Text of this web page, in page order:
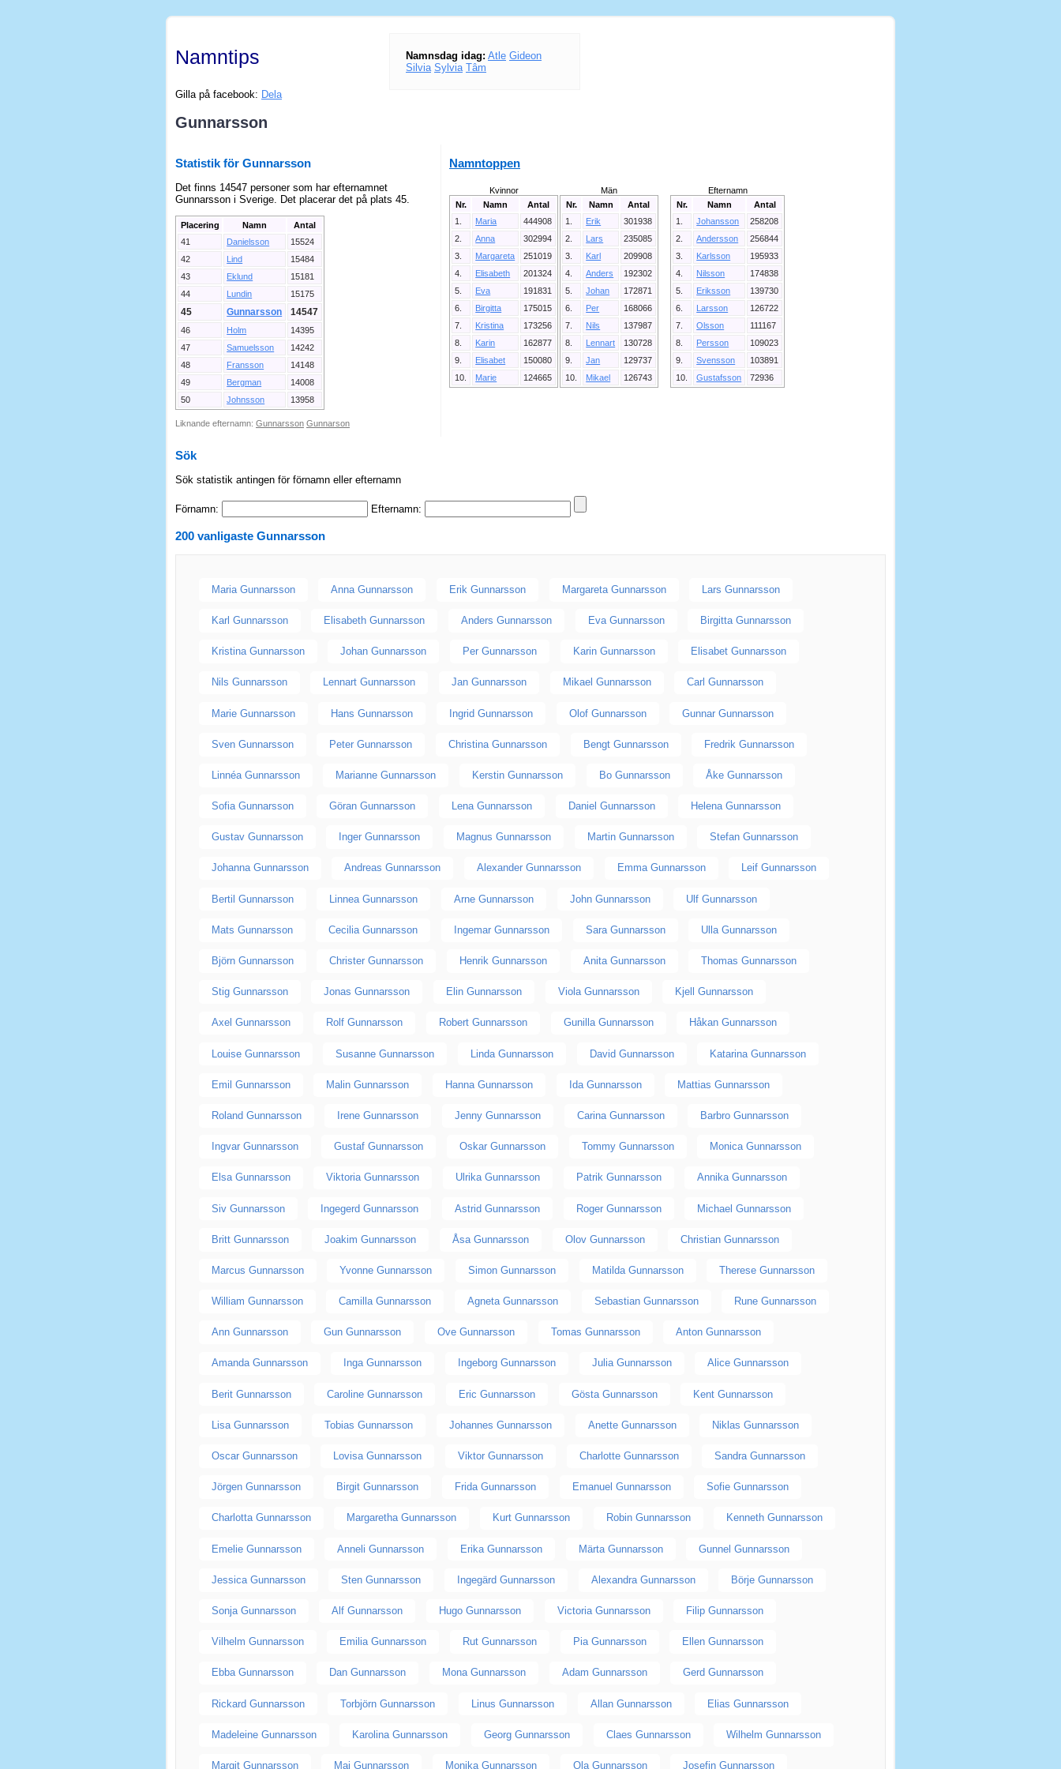
Namntips
Gilla på facebook: Dela
Namnsdag idag: Atle Gideon
Silvia Sylvia Tâm
Gunnarsson
Statistik för Gunnarsson
Det finns 14547 personer som har efternamnet
Gunnarsson i Sverige. Det placerar det på plats 45.
Placering Namn
Antal
41
Danielsson
15524
42
Lind
15484
43
Eklund
15181
44
Lundin 15175
45 Gunnarsson 14547
46 Holm
14395
47
Samuelsson
14242
48
Fransson
14148
49
Bergman
14008
50
Johnsson 13958
Liknande efternamn: Gunnarsson Gunnarson
Namntoppen
Kvinnor
Nr.
Namn
Antal
1.
Maria
444908
2.
Anna
302994
3.
Margareta
251019
4.
Elisabeth
201324
5.
Eva
191831
6.
Birgitta
175015
7.
Kristina
173256
8.
Karin
162877
9.
Elisabet
150080
10.
Marie 124665
Män
Nr.
Namn
Antal
1.
Erik
301938
2.
Lars
235085
3.
Karl
209908
4.
Anders
192302
5.
Johan
172871
6.
Per
168066
7.
Nils
137987
8.
Lennart
130728
9.
Jan
129737
10.
Mikael 126743
Efternamn
Nr.
Namn
Antal
1.
Johansson
258208
2.
Andersson
256844
3.
Karlsson
195933
4.
Nilsson
174838
5.
Eriksson
139730
6.
Larsson
126722
7.
Olsson
111167
8.
Persson
109023
9.
Svensson
103891
10.
Gustafsson 72936
Sök
Sök statistik antingen för förnamn eller efternamn
Förnamn: Efternamn:
200 vanligaste Gunnarsson
Maria Gunnarsson Anna Gunnarsson Erik Gunnarsson Margareta Gunnarsson Lars Gunnarsson
Karl Gunnarsson Elisabeth Gunnarsson Anders Gunnarsson Eva Gunnarsson Birgitta Gunnarsson
Kristina Gunnarsson Johan Gunnarsson Per Gunnarsson Karin Gunnarsson Elisabet Gunnarsson
Nils Gunnarsson Lennart Gunnarsson Jan Gunnarsson Mikael Gunnarsson Carl Gunnarsson
Marie Gunnarsson Hans Gunnarsson Ingrid Gunnarsson Olof Gunnarsson Gunnar Gunnarsson
Sven Gunnarsson Peter Gunnarsson Christina Gunnarsson Bengt Gunnarsson Fredrik Gunnarsson
Linnéa Gunnarsson Marianne Gunnarsson Kerstin Gunnarsson Bo Gunnarsson Åke Gunnarsson
Sofia Gunnarsson Göran Gunnarsson Lena Gunnarsson Daniel Gunnarsson Helena Gunnarsson
Gustav Gunnarsson Inger Gunnarsson Magnus Gunnarsson Martin Gunnarsson Stefan Gunnarsson
Johanna Gunnarsson Andreas Gunnarsson Alexander Gunnarsson Emma Gunnarsson Leif Gunnarsson
Bertil Gunnarsson Linnea Gunnarsson Arne Gunnarsson John Gunnarsson Ulf Gunnarsson
Mats Gunnarsson Cecilia Gunnarsson Ingemar Gunnarsson Sara Gunnarsson Ulla Gunnarsson
Björn Gunnarsson Christer Gunnarsson Henrik Gunnarsson Anita Gunnarsson Thomas Gunnarsson
Stig Gunnarsson Jonas Gunnarsson Elin Gunnarsson Viola Gunnarsson Kjell Gunnarsson
Axel Gunnarsson Rolf Gunnarsson Robert Gunnarsson Gunilla Gunnarsson Håkan Gunnarsson
Louise Gunnarsson Susanne Gunnarsson Linda Gunnarsson David Gunnarsson Katarina Gunnarsson
Emil Gunnarsson Malin Gunnarsson Hanna Gunnarsson Ida Gunnarsson Mattias Gunnarsson
Roland Gunnarsson Irene Gunnarsson Jenny Gunnarsson Carina Gunnarsson Barbro Gunnarsson
Ingvar Gunnarsson Gustaf Gunnarsson Oskar Gunnarsson Tommy Gunnarsson Monica Gunnarsson
Elsa Gunnarsson Viktoria Gunnarsson Ulrika Gunnarsson Patrik Gunnarsson Annika Gunnarsson
Siv Gunnarsson Ingegerd Gunnarsson Astrid Gunnarsson Roger Gunnarsson Michael Gunnarsson
Britt Gunnarsson Joakim Gunnarsson Åsa Gunnarsson Olov Gunnarsson Christian Gunnarsson
Marcus Gunnarsson Yvonne Gunnarsson Simon Gunnarsson Matilda Gunnarsson Therese Gunnarsson
William Gunnarsson Camilla Gunnarsson Agneta Gunnarsson Sebastian Gunnarsson Rune Gunnarsson
Ann Gunnarsson Gun Gunnarsson Ove Gunnarsson Tomas Gunnarsson Anton Gunnarsson
Amanda Gunnarsson Inga Gunnarsson Ingeborg Gunnarsson Julia Gunnarsson Alice Gunnarsson
Berit Gunnarsson Caroline Gunnarsson Eric Gunnarsson Gösta Gunnarsson Kent Gunnarsson
Lisa Gunnarsson Tobias Gunnarsson Johannes Gunnarsson Anette Gunnarsson Niklas Gunnarsson
Oscar Gunnarsson Lovisa Gunnarsson Viktor Gunnarsson Charlotte Gunnarsson Sandra Gunnarsson
Jörgen Gunnarsson Birgit Gunnarsson Frida Gunnarsson Emanuel Gunnarsson Sofie Gunnarsson
Charlotta Gunnarsson Margaretha Gunnarsson Kurt Gunnarsson Robin Gunnarsson Kenneth Gunnarsson
Emelie Gunnarsson Anneli Gunnarsson Erika Gunnarsson Märta Gunnarsson Gunnel Gunnarsson
Jessica Gunnarsson Sten Gunnarsson Ingegärd Gunnarsson Alexandra Gunnarsson Börje Gunnarsson
Sonja Gunnarsson Alf Gunnarsson Hugo Gunnarsson Victoria Gunnarsson Filip Gunnarsson
Vilhelm Gunnarsson Emilia Gunnarsson Rut Gunnarsson Pia Gunnarsson Ellen Gunnarsson
Ebba Gunnarsson Dan Gunnarsson Mona Gunnarsson Adam Gunnarsson Gerd Gunnarsson
Rickard Gunnarsson Torbjörn Gunnarsson Linus Gunnarsson Allan Gunnarsson Elias Gunnarsson
Madeleine Gunnarsson Karolina Gunnarsson Georg Gunnarsson Claes Gunnarsson Wilhelm Gunnarsson
Margit Gunnarsson Maj Gunnarsson Monika Gunnarsson Ola Gunnarsson Josefin Gunnarsson